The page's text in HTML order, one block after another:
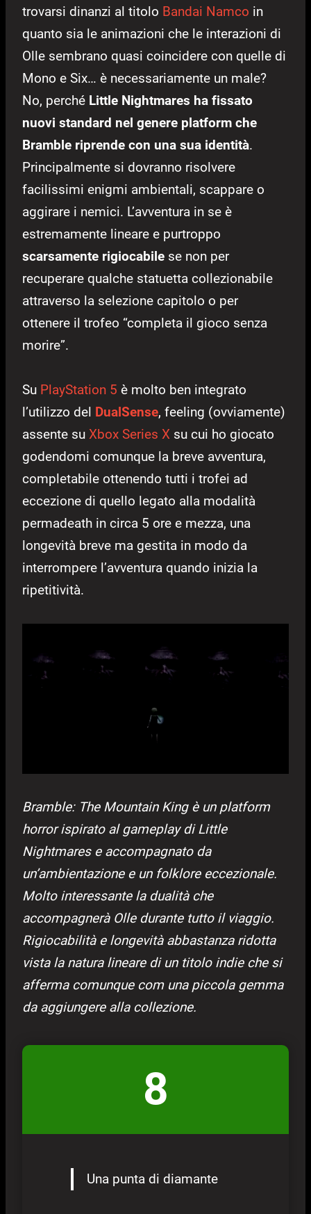
trovarsi dinanzi al titolo Bandai Namco in
quanto sia le animazioni che le interazioni di
Olle sembrano quasi coincidere con quelle di
Mono e Six… è necessariamente un male?
No, perché Little Nightmares ha fissato
nuovi standard nel genere platform che
Bramble riprende con una sua identità.
Principalmente si dovranno risolvere
facilissimi enigmi ambientali, scappare o
aggirare i nemici. L’avventura in se è
estremamente lineare e purtroppo
scarsamente rigiocabile se non per
recuperare qualche statuetta collezionabile
attraverso la selezione capitolo o per
ottenere il trofeo “completa il gioco senza
morire”.
Su PlayStation 5 è molto ben integrato
l’utilizzo del DualSense, feeling (ovviamente)
assente su Xbox Series X su cui ho giocato
godendomi comunque la breve avventura,
completabile ottenendo tutti i trofei ad
eccezione di quello legato alla modalità
permadeath in circa 5 ore e mezza, una
longevità breve ma gestita in modo da
interrompere l’avventura quando inizia la
ripetitività.
Bramble: The Mountain King è un platform
horror ispirato al gameplay di Little
Nightmares e accompagnato da
un’ambientazione e un folklore eccezionale.
Molto interessante la dualità che
accompagnerà Olle durante tutto il viaggio.
Rigiocabilità e longevità abbastanza ridotta
vista la natura lineare di un titolo indie che si
afferma comunque com una piccola gemma
da aggiungere alla collezione.
8
Una punta di diamante